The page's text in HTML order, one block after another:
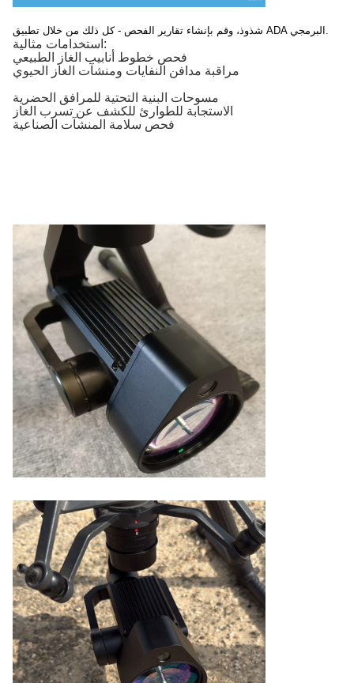
شذوذ، وقم بإنشاء تقارير الفحص - كل ذلك من خلال تطبيق ADA البرمجي.
استخدامات مثالية:
فحص خطوط أنابيب الغاز الطبيعي
مراقبة مدافن النفايات ومنشآت الغاز الحيوي
مسوحات البنية التحتية للمرافق الحضرية
الاستجابة للطوارئ للكشف عن تسرب الغاز
فحص سلامة المنشآت الصناعية